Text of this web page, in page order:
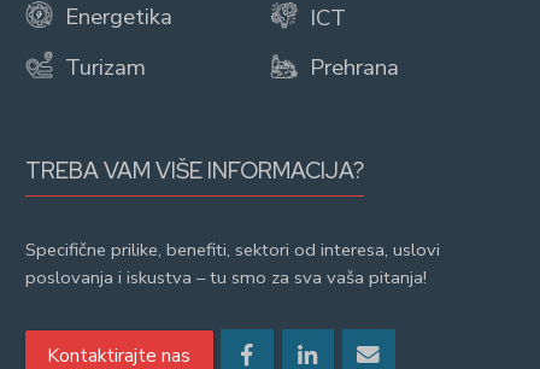
Energetika
Turizam
ICT
Prehrana
TREBA VAM VIŠE INFORMACIJA?
Specifične prilike, benefiti, sektori od interesa, uslovi
poslovanja i iskustva – tu smo za sva vaša pitanja!
Kontaktirajte nas